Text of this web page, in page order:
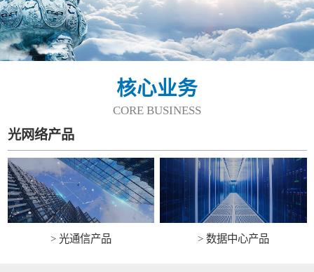
核心业务
CORE BUSINESS
光网络产品
> 光通信产品 > 数据中心产品